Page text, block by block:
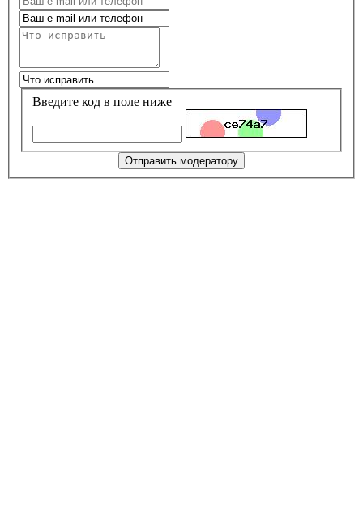
Введите код в поле ниже
Отправить модератору